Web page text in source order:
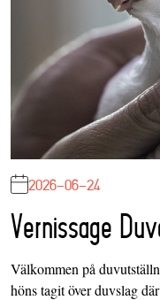
2026-06-24
Vernissage
Välkommen på
höns tagit över duvslag